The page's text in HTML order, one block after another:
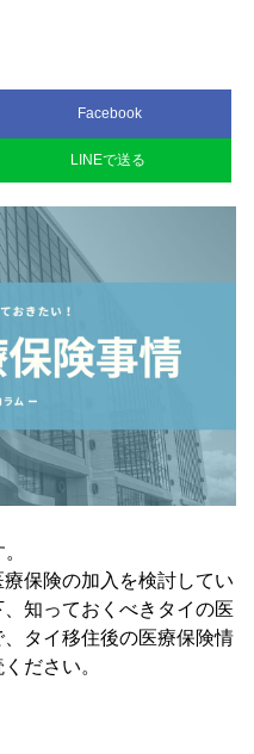
Facebook
LINEで送る
保険の加入を検討してい
知っておくべきタイの医
タイ移住後の医療保険情
ださい。